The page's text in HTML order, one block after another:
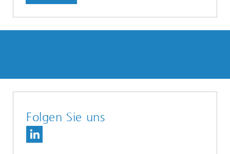
Folgen Sie uns